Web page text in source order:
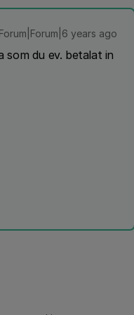
Forum|Forum|6 years ago
du ev. betalat in